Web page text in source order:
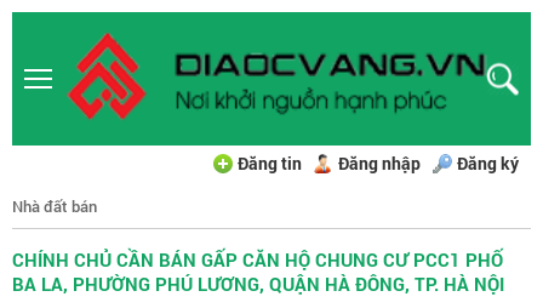
Đăng tin Đăng nhập Đăng ký
Nhà đất bán
CHÍNH CHỦ CẦN BÁN GẤP CĂN HỘ CHUNG CƯ PCC1 PHỐ
BA LA, PHƯỜNG PHÚ LƯƠNG, QUẬN HÀ ĐÔNG, TP. HÀ NỘI